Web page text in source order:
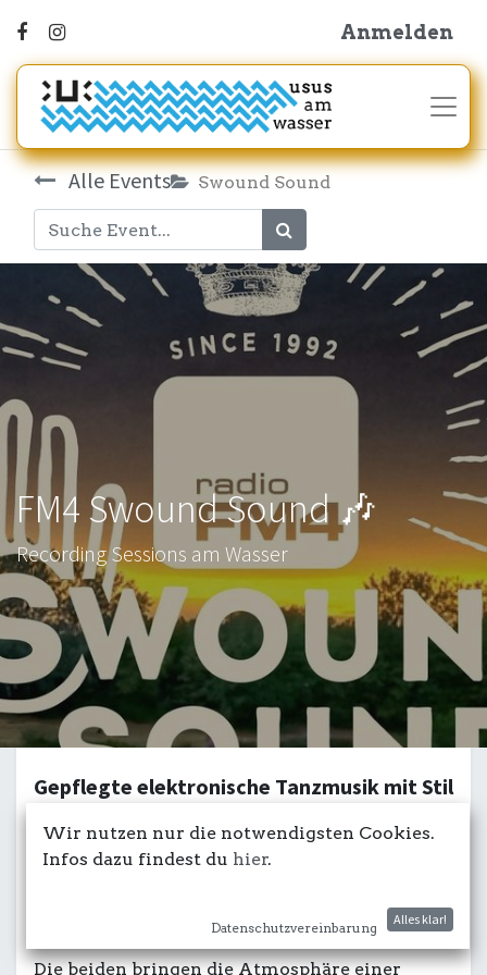
Anmelden
Alle Events Swound Sound
FM4 Swound Sound 🎶
Recording Sessions am Wasser
Gepflegte elektronische Tanzmusik mit Stil
sicher niemand sitzen.
Die beiden bringen die Atmosphäre einer
Wir nutzen nur die notwendigsten Cookies.
Infos dazu findest du hier.
Datenschutzvereinbarung
Alles klar!